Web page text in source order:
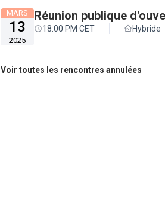
MARS
13
2025
Réunion publique
18:00 PM CET Hybride
Voir toutes les rencontres annulées